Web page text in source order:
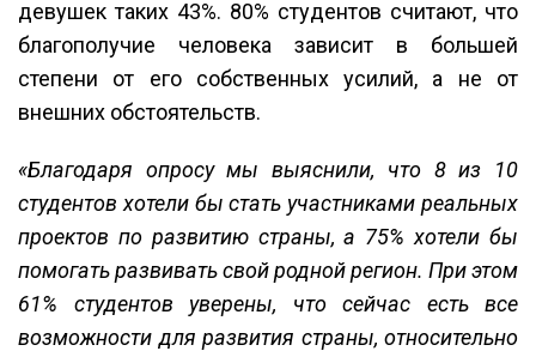
девушек таких 43%. 80% студентов считают, что
благополучие человека зависит в большей
степени от его собственных усилий, а не от
внешних обстоятельств.
«Благодаря опросу мы выяснили, что 8 из 10
студентов хотели бы стать участниками реальных
проектов по развитию страны, а 75% хотели бы
помогать развивать свой родной регион. При этом
61% студентов уверены, что сейчас есть все
возможности для развития страны, относительно